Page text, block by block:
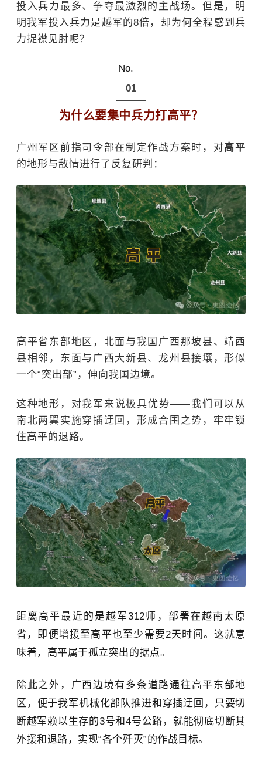
投入兵力最多、争夺最激烈的主战场。但是，明
明我军投入兵力是越军的8倍，却为何全程感到兵
力捉襟见肘呢？
No.
01
为什么要集中兵力打高平？
广州军区前指司令部在制定作战方案时，对高平
的地形与敌情进行了反复研判：
高平省东部地区，北面与我国广西那坡县、靖西
县相邻，东面与广西大新县、龙州县接壤，形似
一个“突出部”，伸向我国边境。
这种地形，对我军来说极具优势——我们可以从
南北两翼实施穿插迂回，形成合围之势，牢牢锁
住高平的退路。
距离高平最近的是越军312师，部署在越南太原
省，即便增援至高平也至少需要2天时间。这就意
味着，高平属于孤立突出的据点。
除此之外，广西边境有多条道路通往高平东部地
区，便于我军机械化部队推进和穿插迂回，只要切
断越军赖以生存的3号和4号公路，就能彻底切断其
外援和退路，实现“各个歼灭”的作战目标。